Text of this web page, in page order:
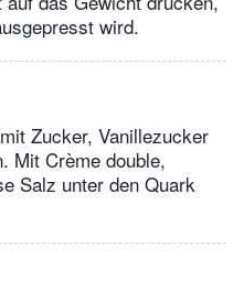
wird.
Zucker, Vanillezucker
Mit Crème double,
Salz unter den Quark